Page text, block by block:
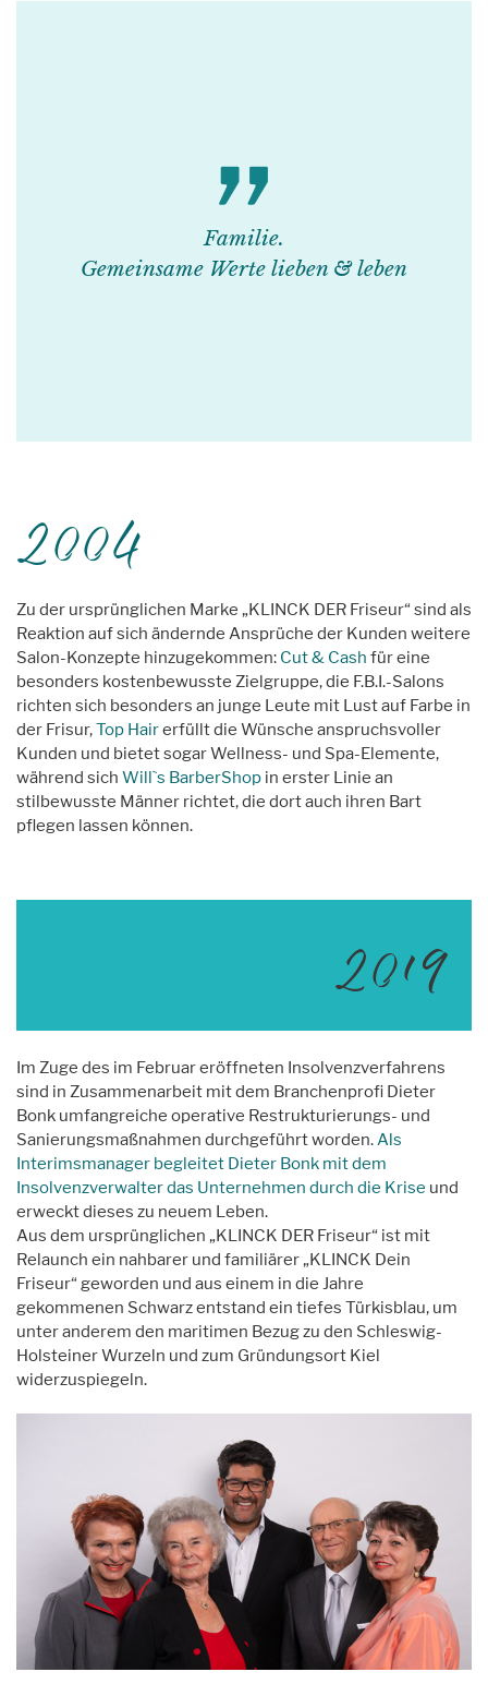
Familie.
Gemeinsame Werte lieben & leben
2004
Zu der ursprünglichen Marke „KLINCK DER Friseur“ sind als
Reaktion auf sich ändernde Ansprüche der Kunden weitere
Salon-Konzepte hinzugekommen: Cut & Cash für eine
besonders kostenbewusste Zielgruppe, die F.B.I.-Salons
richten sich besonders an junge Leute mit Lust auf Farbe in
der Frisur,Top Hairerfüllt die Wünsche anspruchsvoller
Kunden und bietet sogar Wellness- und Spa-Elemente,
während sich Will`s BarberShop in erster Linie an
stilbewusste Männer richtet, die dort auch ihren Bart
pflegen lassen können.
2019
Im Zuge des im Februar eröffneten Insolvenzverfahrens
sind in Zusammenarbeit mit dem Branchenprofi Dieter
Bonk umfangreiche operative Restrukturierungs- und
Sanierungsmaßnahmen durchgeführt worden. Als
Interimsmanager begleitet Dieter Bonk mit dem
Insolvenzverwalter das Unternehmen durch die Krise und
erweckt dieses zu neuem Leben.
Aus dem ursprünglichen „KLINCK DER Friseur“ ist mit
Relaunch ein nahbarer und familiärer „KLINCK Dein
Friseur“ geworden und aus einem in die Jahre
gekommenen Schwarz entstand ein tiefes Türkisblau, um
unter anderem den maritimen Bezug zu den Schleswig-
Holsteiner Wurzeln und zum Gründungsort Kiel
widerzuspiegeln.